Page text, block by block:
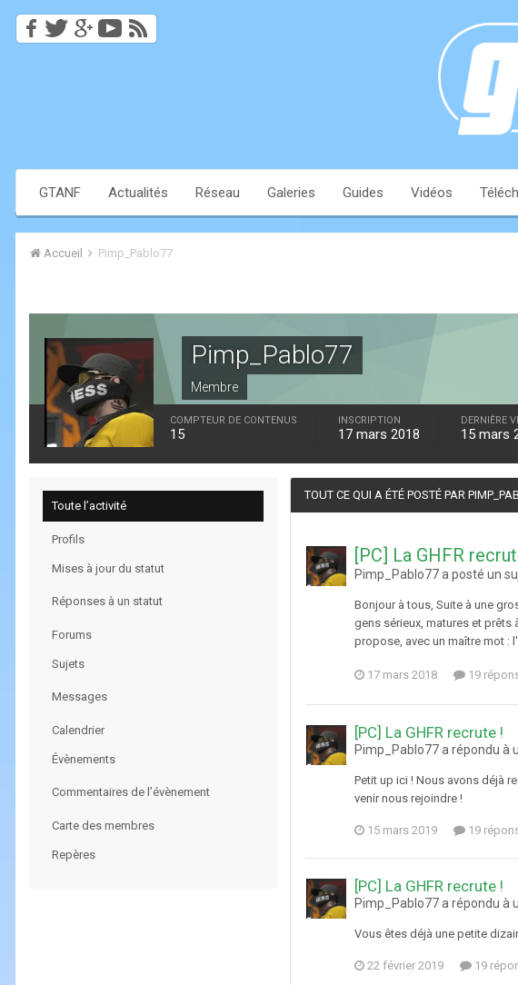
GTANF Actualités Réseau Galeries Guides Vidéos
Accueil Pimp_Pablo77
Pimp_Pablo77
Membre
COMPTEUR DE CONTENUS
15
INSCRIPTION
17 mars 2018
DERNIÈRE
15 mars
Toute l’activité
Profils
Mises à jour du statut
Réponses à un statut
Forums
Sujets
Messages
Calendrier
Évènements
Commentaires de l’évènement
Carte des membres
Repères
TOUT CE QUI A ÉTÉ POSTÉ PAR
[PC] La GHFR
Pimp_Pablo77 a posté un
Bonjour à tous, Suite à une
gens sérieux, matures et prêts
propose, avec un maître mot :
17 mars 2018 19
[PC] La GHFR recrute !
Pimp_Pablo77 a répondu à
Petit up ici ! Nous avons déjà
venir nous rejoindre !
15 mars 2019 19
[PC] La GHFR recrute !
Pimp_Pablo77 a répondu à
Vous êtes déjà une petite
22 février 2019 19